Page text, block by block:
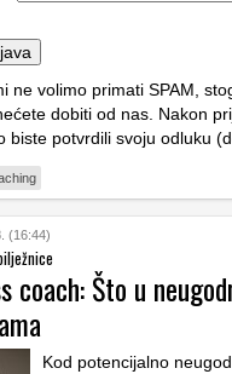
ne volimo primati SPAM,
dobiti od nas. Nakon
biste potvrdili svoju odluku
(16:44)
coach: Što u
Kod potencijalno